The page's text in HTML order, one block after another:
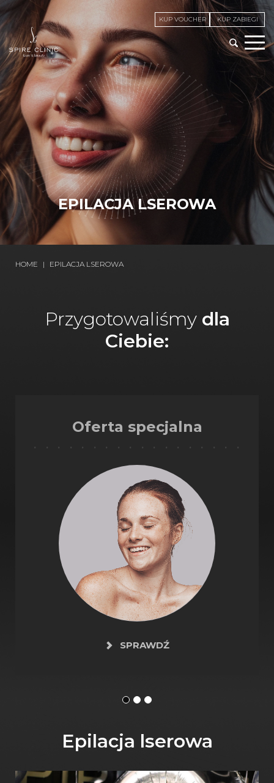
KUP VOUCHER KUP ZABIEGI
EPILACJA LSEROWA
HOME | EPILACJA LSEROWA
Przygotowaliśmy dla
Ciebie:
Oferta specjalna
SPRAWDŹ
Epilacja lserowa